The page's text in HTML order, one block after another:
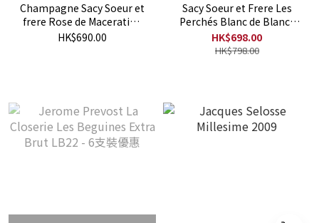
Champagne Sacy Soeur et
frere Rose de Maceration
2020
HK$690.00
Sacy Soeur et Frere Les
Perchés Blanc de Blancs
2022
HK$698.00
HK$798.00